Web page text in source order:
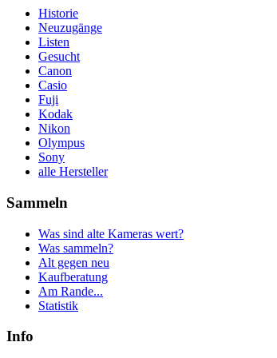
Historie
Neuzugänge
Listen
Gesucht
Canon
Casio
Fuji
Kodak
Nikon
Olympus
Sony
alle Hersteller
Sammeln
Was sind alte Kameras wert?
Was sammeln?
Alt gegen neu
Kaufberatung
Am Rande...
Statistik
Info